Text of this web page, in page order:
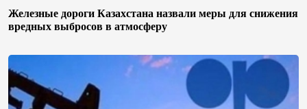
Железные дороги Казахстана назвали меры для снижения
вредных выбросов в атмосферу